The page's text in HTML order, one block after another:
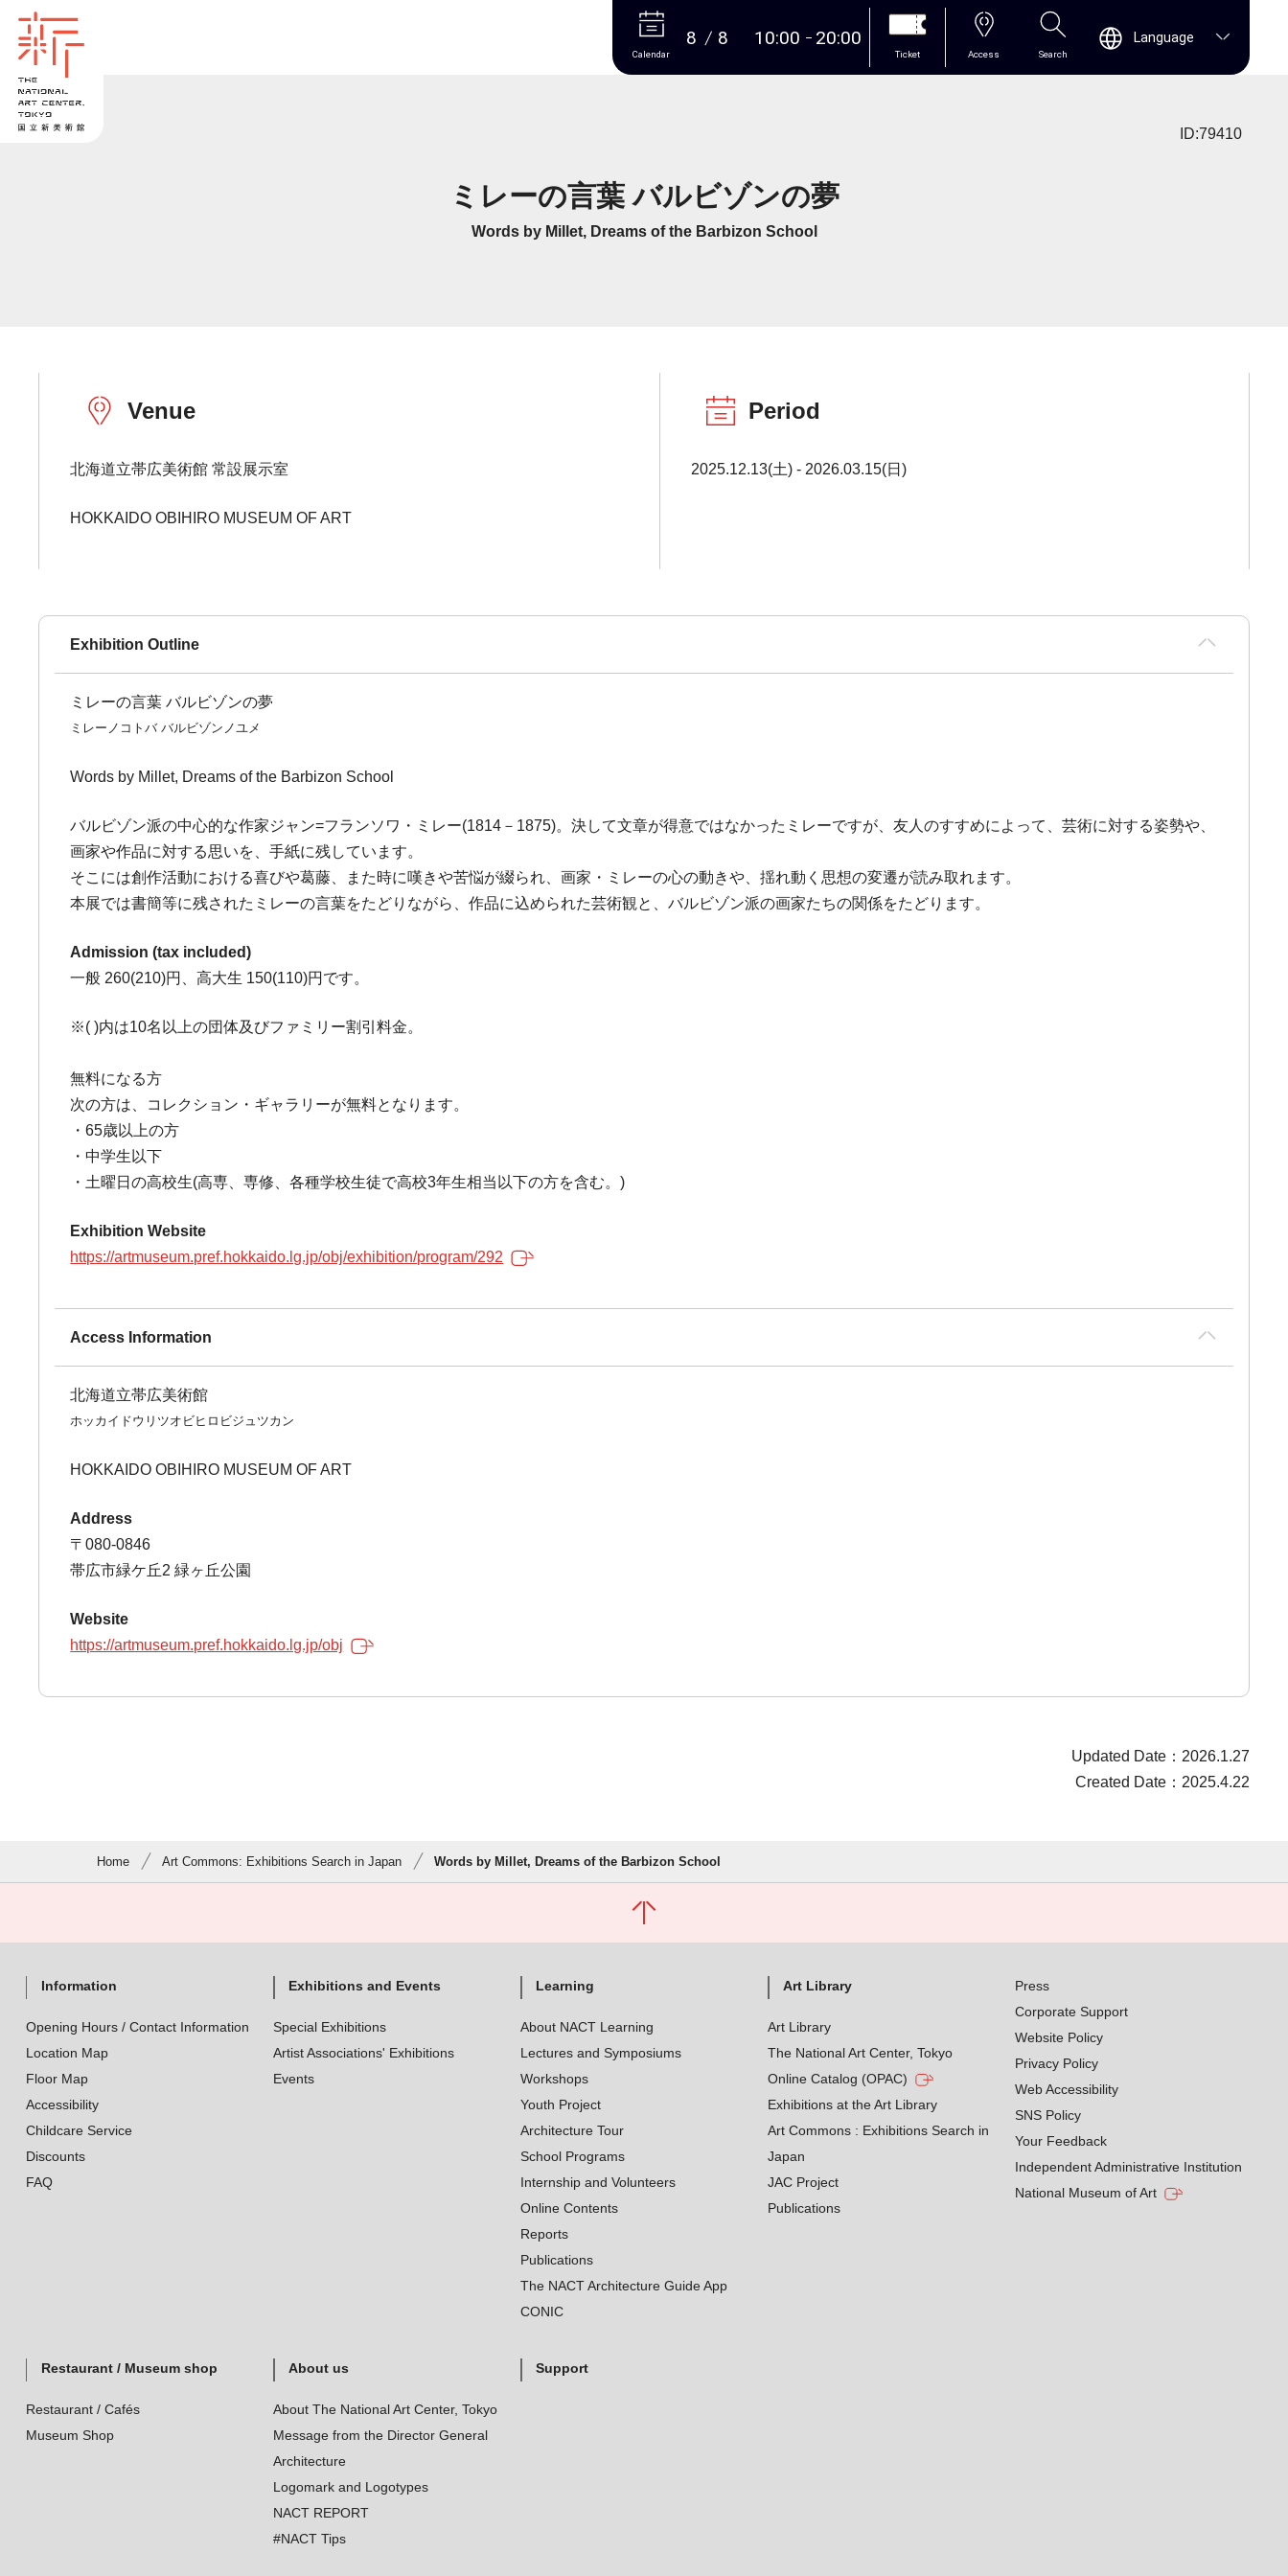
More
Calendar
8 8 10:00 20:00
Ticket Access Search
Language
ID:79410
ミレーの言葉 バルビゾンの夢
Words by Millet, Dreams of the Barbizon School
Venue
北海道立帯広美術館 常設展示室
HOKKAIDO OBIHIRO MUSEUM OF ART
Period
2025.12.13(土) - 2026.03.15(日)
Exhibition Outline
ミレーの言葉 バルビゾンの夢
ミレーノコトバ バルビゾンノユメ
Words by Millet, Dreams of the Barbizon School
バルビゾン派の中心的な作家ジャン=フランソワ・ミレー(1814－1875)。決して文章が得意ではなかったミレーですが、友人のすすめによって、芸術に対する姿勢や、
画家や作品に対する思いを、手紙に残しています。
そこには創作活動における喜びや葛藤、また時に嘆きや苦悩が綴られ、画家・ミレーの心の動きや、揺れ動く思想の変遷が読み取れます。
本展では書簡等に残されたミレーの言葉をたどりながら、作品に込められた芸術観と、バルビゾン派の画家たちの関係をたどります。
Admission (tax included)
一般 260(210)円、高大生 150(110)円です。
※( )内は10名以上の団体及びファミリー割引料金。
無料になる方
次の方は、コレクション・ギャラリーが無料となります。
・65歳以上の方
・中学生以下
・土曜日の高校生(高専、専修、各種学校生徒で高校3年生相当以下の方を含む。)
Exhibition Website
https://artmuseum.pref.hokkaido.lg.jp/obj/exhibition/program/292
Access Information
北海道立帯広美術館
ホッカイドウリツオビヒロビジュツカン
HOKKAIDO OBIHIRO MUSEUM OF ART
Address
〒080-0846
帯広市緑ケ丘2 緑ヶ丘公園
Website
https://artmuseum.pref.hokkaido.lg.jp/obj
Updated Date：2026.1.27
Created Date：2025.4.22
Home Art Commons: Exhibitions Search in Japan Words by Millet, Dreams of the Barbizon School
Information
Opening Hours / Contact Information
Location Map
Floor Map
Accessibility
Childcare Service
Discounts
FAQ
Exhibitions and Events
Special Exhibitions
Artist Associations' Exhibitions
Events
Learning
About NACT Learning
Lectures and Symposiums
Workshops
Youth Project
Architecture Tour
School Programs
Internship and Volunteers
Online Contents
Reports
Publications
The NACT Architecture Guide App
CONIC
Art Library
Art Library
The National Art Center, Tokyo
Online Catalog (OPAC)
Exhibitions at the Art Library
Art Commons : Exhibitions Search in
Japan
JAC Project
Publications
Restaurant / Museum shop
Restaurant / Cafés
Museum Shop
About us
About The National Art Center, Tokyo
Message from the Director General
Architecture
Logomark and Logotypes
NACT REPORT
#NACT Tips
Support
Press
Corporate Support
Website Policy
Privacy Policy
Web Accessibility
SNS Policy
Your Feedback
Independent Administrative Institution
National Museum of Art